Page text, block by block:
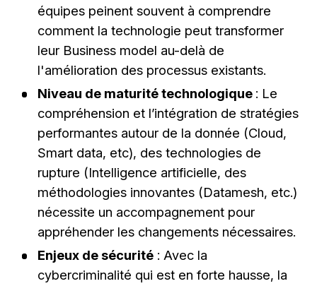
équipes peinent souvent à comprendre
comment la technologie peut transformer
leur Business model au-delà de
l'amélioration des processus existants.
Niveau de maturité technologique : Le
compréhension et l’intégration de stratégies
performantes autour de la donnée (Cloud,
Smart data, etc), des technologies de
rupture (Intelligence artificielle, des
méthodologies innovantes (Datamesh, etc.)
nécessite un accompagnement pour
appréhender les changements nécessaires.
Enjeux de sécurité: Avec la
cybercriminalité qui est en forte hausse, la